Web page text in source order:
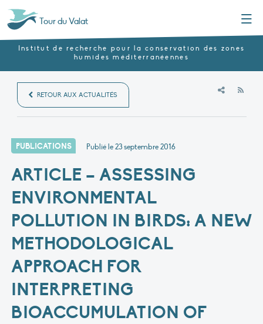
Tour du Valat
Institut de recherche pour la conservation des zones
humides méditerranéennes
RETOUR AUX ACTUALITÉS
PUBLICATIONS Publié le23 septembre 2016
ARTICLE – ASSESSING
ENVIRONMENTAL
POLLUTION IN BIRDS: A NEW
METHODOLOGICAL
APPROACH FOR
INTERPRETING
BIOACCUMULATION OF